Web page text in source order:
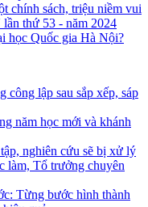
chính sách, triệu niềm vui
thứ 53 - năm 2024
học Quốc gia Hà Nội?
lập sau sắp xếp, sáp
năm học mới và khánh
nghiên cứu sẽ bị xử lý
làm, Tổ trưởng chuyên
Từng bước hình thành